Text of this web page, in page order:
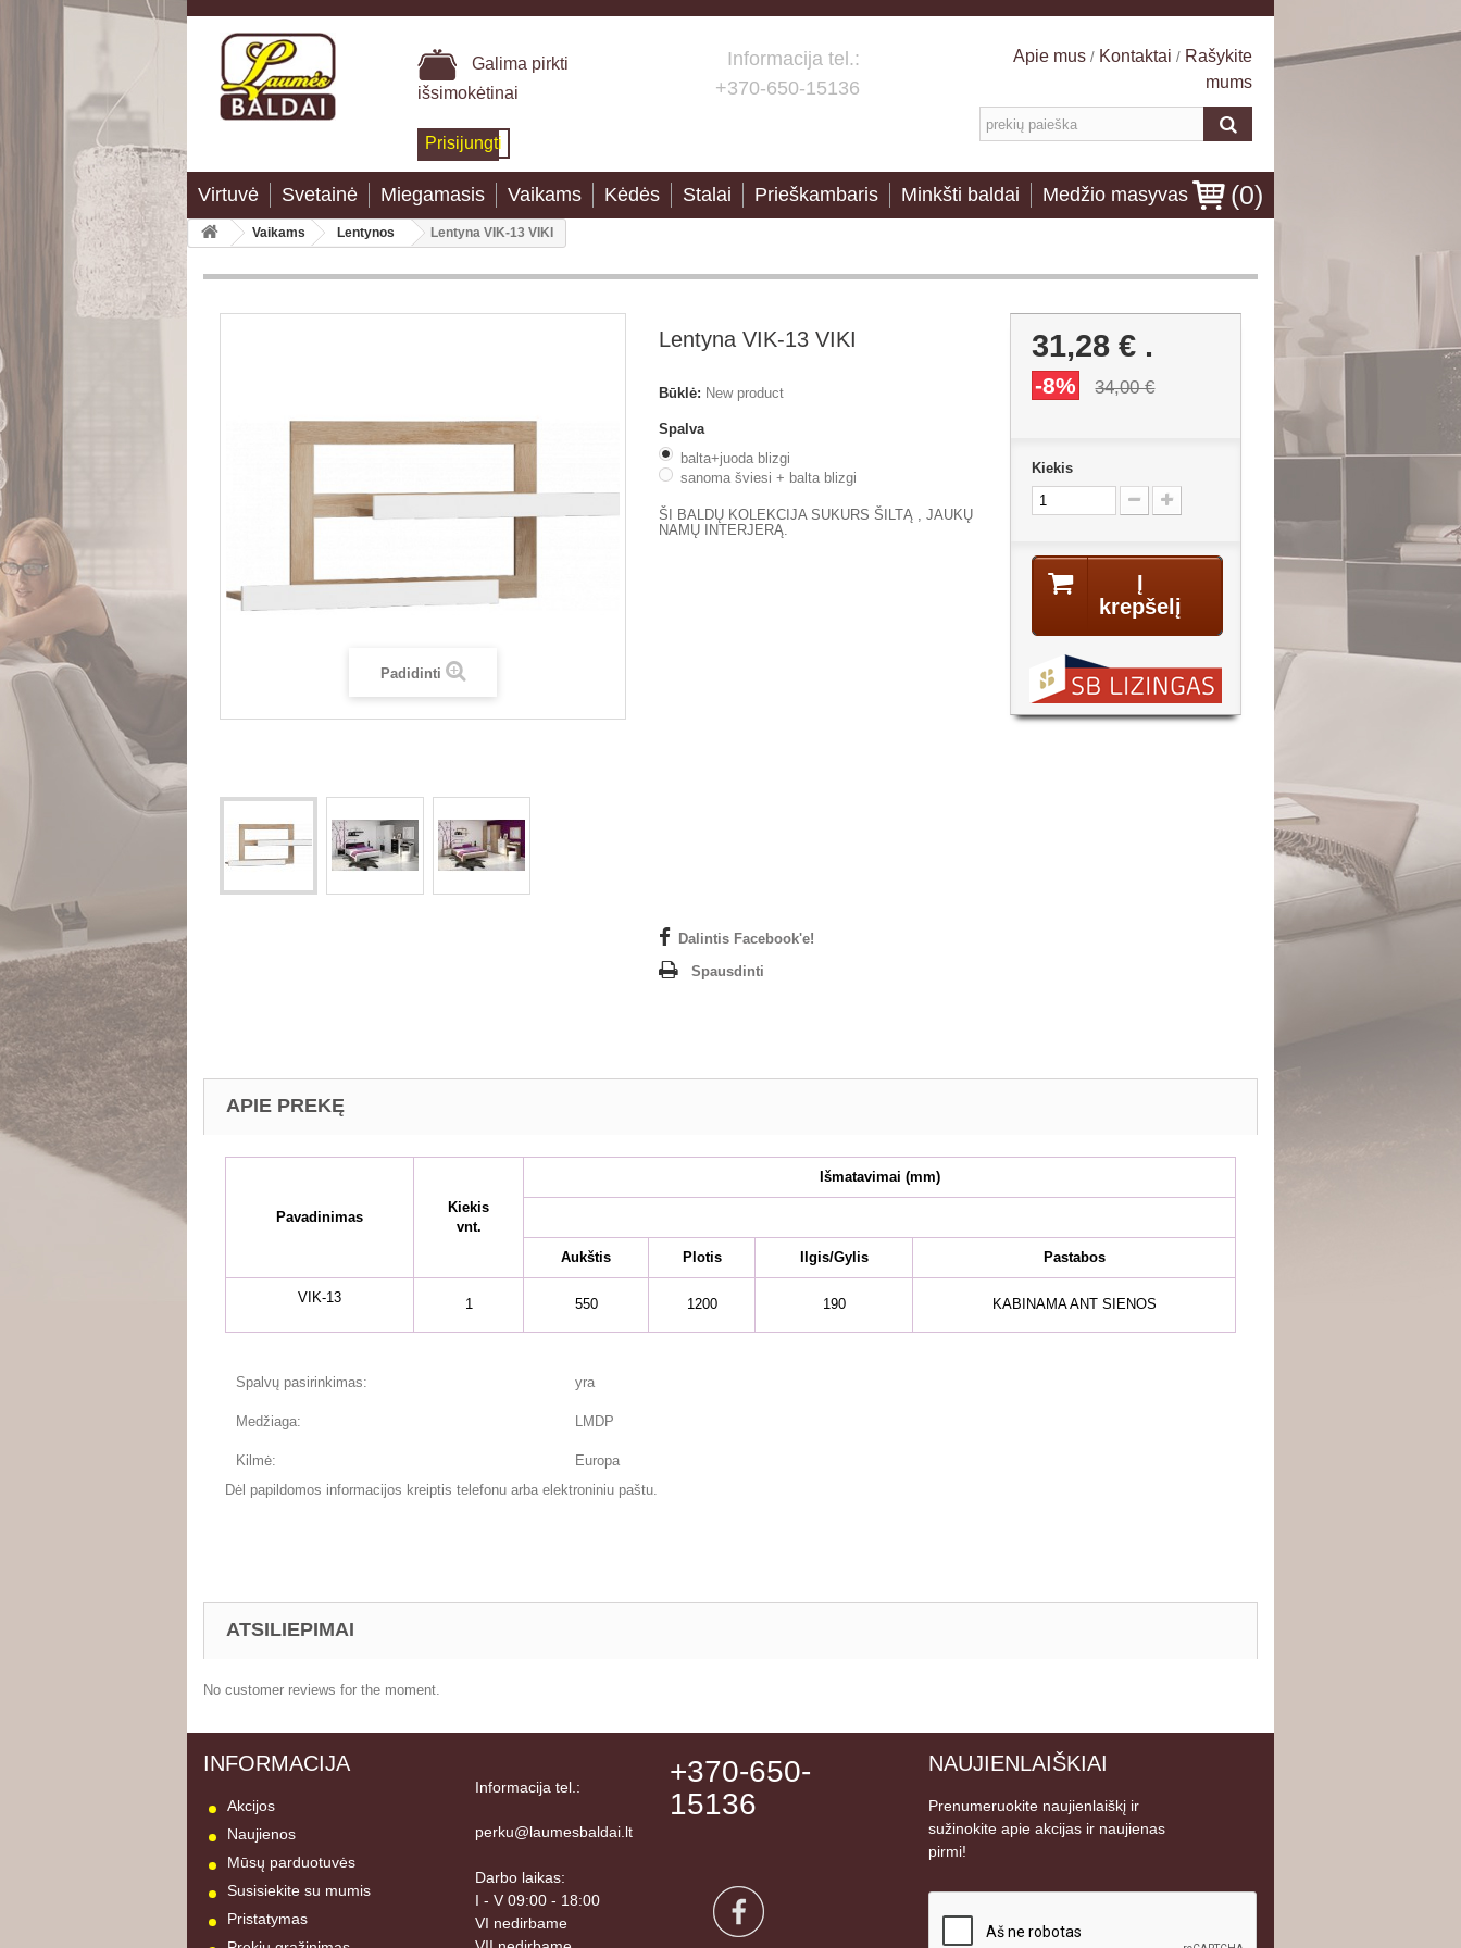
Galima pirkti
išsimokėtinai
Prisijungti
Informacija tel.:
+370-650-15136
Apie mus / Kontaktai / Rašykite
mums
Virtuvė Svetainė Miegamasis Vaikams Kėdės Stalai Prieškambaris Minkšti baldai Medžio masyvas (0)
Vaikams Lentynos Lentyna VIK-13 VIKI
Padidinti
Lentyna VIK-13 VIKI
Būklė: New product
Spalva
balta+juoda blizgi
sanoma šviesi + balta blizgi
ŠI BALDŲ KOLEKCIJA SUKURS ŠILTĄ , JAUKŲ
NAMŲ INTERJERĄ.
Dalintis Facebook'e!
Spausdinti
31,28 € .
-8% 34,00 €
Kiekis
Į
krepšelį
APIE PREKĘ
Pavadinimas
Kiekis
vnt.
Išmatavimai (mm)
Aukštis Plotis Ilgis/Gylis Pastabos
VIK-13 1 550 1200 190 KABINAMA ANT SIENOS
Spalvų pasirinkimas: yra
Medžiaga: LMDP
Kilmė:
Europa
Dėl papildomos informacijos kreiptis telefonu arba elektroniniu paštu.
ATSILIEPIMAI
No customer reviews for the moment.
INFORMACIJA
Akcijos
Naujienos
Mūsų parduotuvės
Susisiekite su mumis
Pristatymas
Informacija tel.:
+370-650-
15136
perku@laumesbaldai.lt
Darbo laikas:
I - V 09:00 - 18:00
VI nedirbame
NAUJIENLAIŠKIAI
Prenumeruokite naujienlaiškį ir
sužinokite apie akcijas ir naujienas
pirmi!